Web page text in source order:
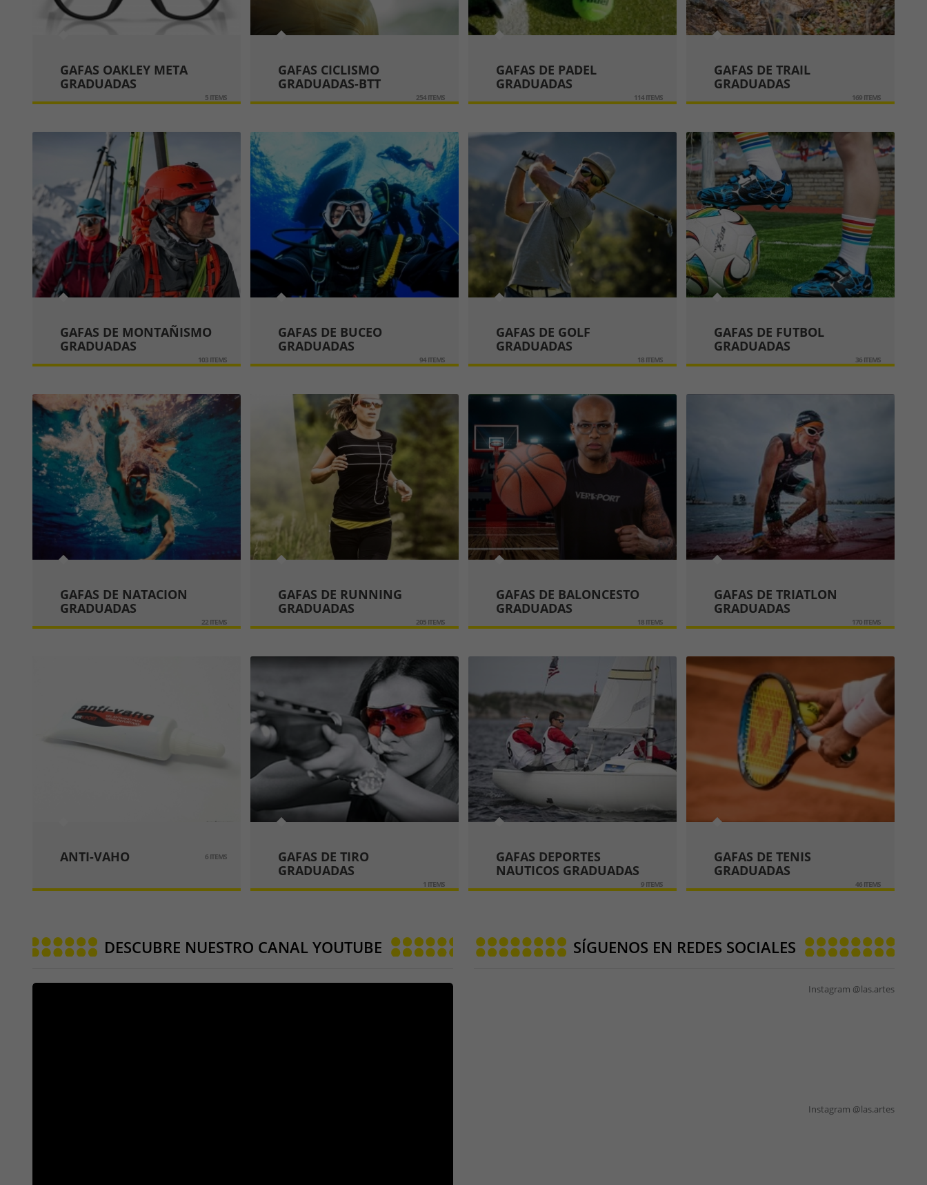
GAFAS OAKLEY META
GRADUADAS
5 ITEMS
GAFAS CICLISMO
GRADUADAS-BTT
254 ITEMS
GAFAS DE PADEL
GRADUADAS
114 ITEMS
GAFAS DE TRAIL
GRADUADAS
169 ITEMS
GAFAS DE MONTAÑISMO
GRADUADAS
103 ITEMS
GAFAS DE BUCEO
GRADUADAS
94 ITEMS
GAFAS DE GOLF
GRADUADAS
18 ITEMS
GAFAS DE FUTBOL
GRADUADAS
36 ITEMS
GAFAS DE NATACION
GRADUADAS
22 ITEMS
GAFAS DE RUNNING
GRADUADAS
205 ITEMS
GAFAS DE BALONCESTO
GRADUADAS
18 ITEMS
GAFAS DE TRIATLON
GRADUADAS
170 ITEMS
ANTI-VAHO 6 ITEMS
GAFAS DE TIRO
GRADUADAS
1 ITEMS
GAFAS DEPORTES
NAUTICOS GRADUADAS
9 ITEMS
GAFAS DE TENIS
GRADUADAS
46 ITEMS
DESCUBRE NUESTRO CANAL YOUTUBE SÍGUENOS EN REDES SOCIALES
Instagram @las.artes
Instagram @las.artes